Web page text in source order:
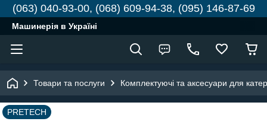
(063) 040-93-00, (068) 609-94-38, (095) 146-87-69
Машинерія в Україні
Товари та послуги Комплектуючі та аксесуари для
PRETECH